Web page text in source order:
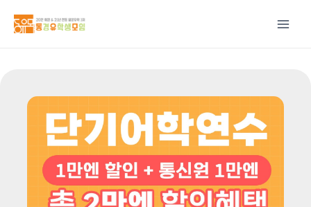
건너뛰기